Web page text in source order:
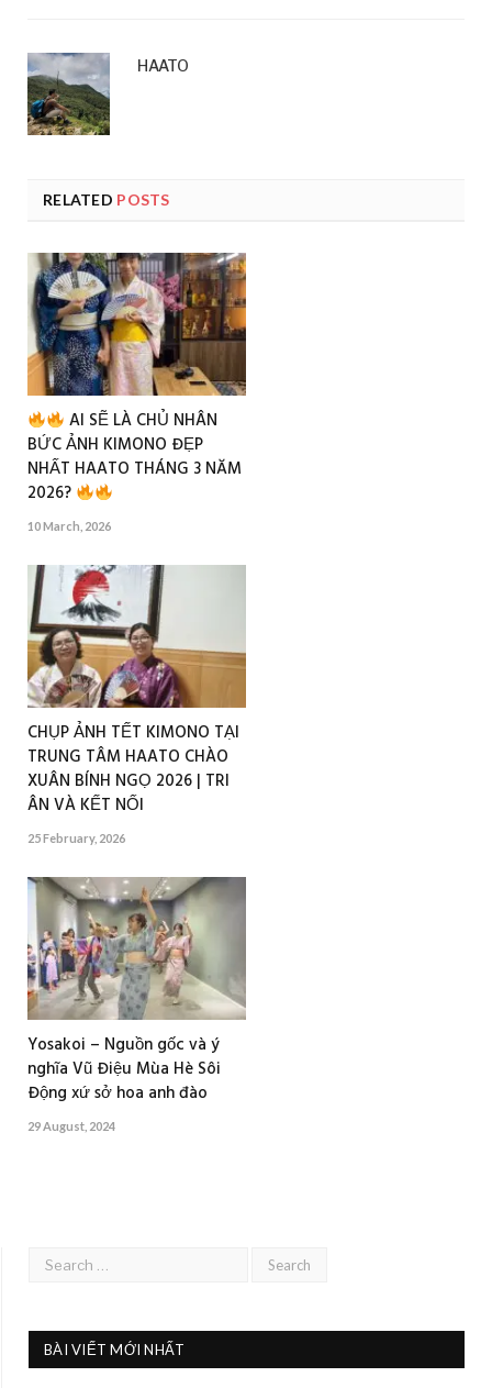
HAATO
RELATED POSTS
AI SẼ LÀ CHỦ NHÂN
BỨC ẢNH KIMONO ĐẸP
NHẤT HAATO THÁNG 3 NĂM
2026?
10 March, 2026
CHỤP ẢNH TẾT KIMONO TẠI
TRUNG TÂM HAATO CHÀO
XUÂN BÍNH NGỌ 2026 | TRI
ÂN VÀ KẾT NỐI
25 February, 2026
Yosakoi – Nguồn gốc và ý
nghĩa Vũ Điệu Mùa Hè Sôi
Động xứ sở hoa anh đào
29 August, 2024
BÀI VIẾT MỚI NHẤT